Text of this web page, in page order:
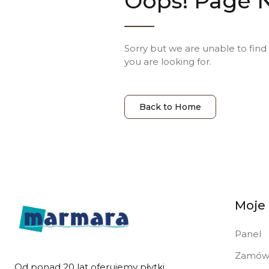
Sorry but we are unable to
you are looking for.
Back to Home
Panel